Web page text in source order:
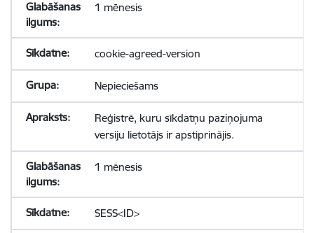
1 mēnesis
cookie-agreed-version
Nepieciešams
Reģistrē, kuru sīkdatņu paziņojuma
versiju lietotājs ir apstiprinājis.
1 mēnesis
SESS<ID>